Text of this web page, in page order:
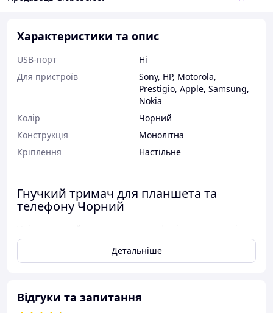
Характеристики та опис
USB-порт
Ні
Для пристроїв
Sony, HP, Motorola,
Prestigio, Apple, Samsung,
Nokia
Колір
Чорний
Конструкція
Монолітна
Кріплення
Настільне
Гнучкий тримач для планшета та
телефону Чорний
забезпечує належний комфорт при використанні
пристрою, не заважаючи нашій повсякденній
діяльності. Оснащений довгою та гнучкою підставкою,
ідеальним для дому та подорожей.
Детальніше
Відгуки та запитання